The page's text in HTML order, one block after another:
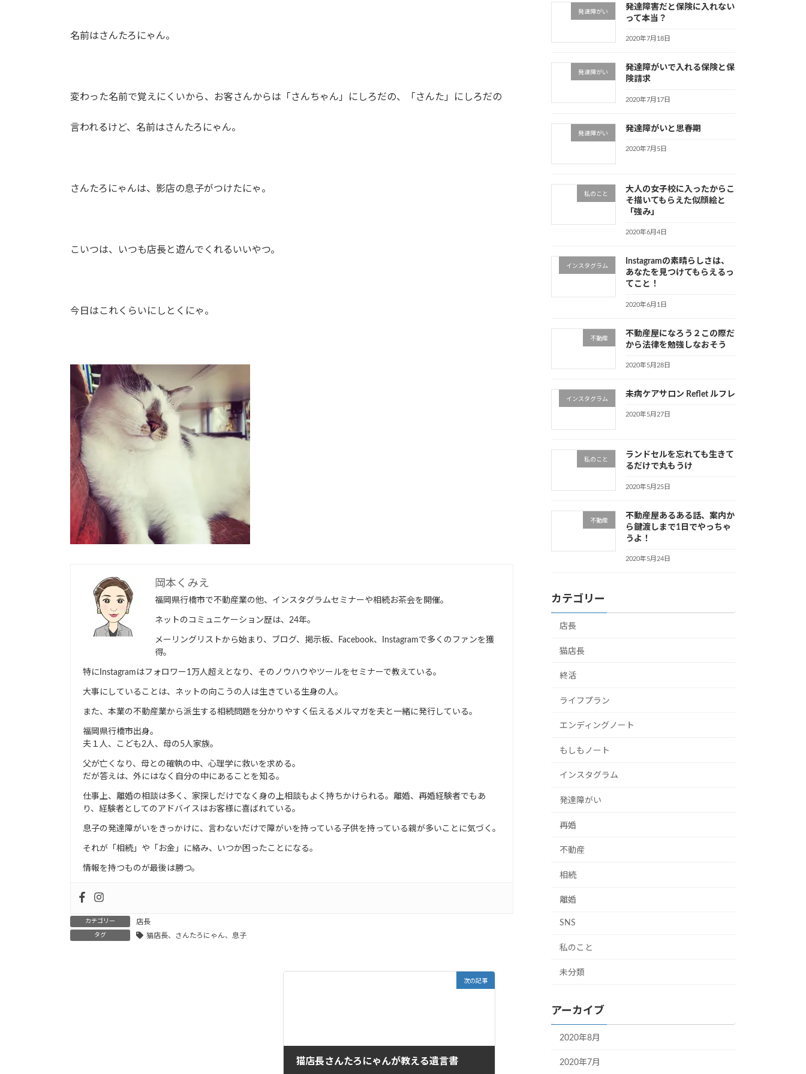
名前はさんたろにゃん。
変わった名前で覚えにくいから、お客さんからは「さんちゃん」にしろだの、「さんた」にしろだの
言われるけど、名前はさんたろにゃん。
さんたろにゃんは、影店の息子がつけたにゃ。
こいつは、いつも店長と遊んでくれるいいやつ。
今日はこれくらいにしとくにゃ。
岡本くみえ
福岡県行橋市で不動産業の他、インスタグラムセミナーや相続お茶会を開催。
ネットのコミュニケーション歴は、24年。
メーリングリストから始まり、ブログ、掲示板、Facebook、Instagramで多くのファンを獲
得。
特にInstagramはフォロワー1万人超えとなり、そのノウハウやツールをセミナーで教えている。
大事にしていることは、ネットの向こうの人は生きている生身の人。
また、本業の不動産業から派生する相続問題を分かりやすく伝えるメルマガを夫と一緒に発行している。
福岡県行橋市出身。
夫１人、こども2人、母の5人家族。
父が亡くなり、母との確執の中、心理学に救いを求める。
だが答えは、外にはなく自分の中にあることを知る。
仕事上、離婚の相談は多く、家探しだけでなく身の上相談もよく持ちかけられる。離婚、再婚経験者でもあ
り、経験者としてのアドバイスはお客様に喜ばれている。
息子の発達障がいをきっかけに、言わないだけで障がいを持っている子供を持っている親が多いことに気づく。
それが「相続」や「お金」に絡み、いつか困ったことになる。
情報を持つものが最後は勝つ。
カテゴリー 店長
タグ 猫店長、さんたろにゃん、息子
次の記事
猫店長さんたろにゃんが教える遺言書
発達障がい
発達障害だと保険に入れない
って本当？
2020年7月18日
発達障がい
発達障がいで入れる保険と保
険請求
2020年7月17日
発達障がい
発達障がいと思春期
2020年7月5日
私のこと
大人の女子校に入ったからこ
そ描いてもらえた似顔絵と
「強み」
2020年6月4日
インスタグラム
Instagramの素晴らしさは、
あなたを見つけてもらえるっ
てこと！
2020年6月1日
不動産
不動産屋になろう２この際だ
から法律を勉強しなおそう
2020年5月28日
インスタグラム
未病ケアサロン Reflet ルフレ
2020年5月27日
私のこと
ランドセルを忘れても生きて
るだけで丸もうけ
2020年5月25日
不動産
不動産屋あるある話、案内か
ら鍵渡しまで1日でやっちゃ
うよ！
2020年5月24日
カテゴリー
店長
猫店長
終活
ライフプラン
エンディングノート
もしもノート
インスタグラム
発達障がい
再婚
不動産
相続
離婚
SNS
私のこと
未分類
アーカイブ
2020年8月
2020年7月